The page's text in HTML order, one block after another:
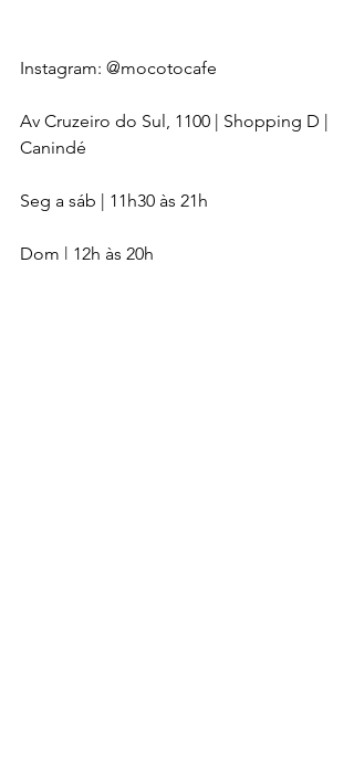
Instagram: @mocotocafe
Av Cruzeiro do Sul, 1100 | Shopping D |
Canindé
Seg a sáb | 11h30 às 21h
Dom | 12h às 20h